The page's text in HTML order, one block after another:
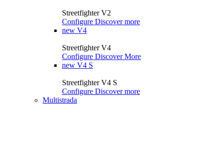
Streetfighter V2
Configure Discover more
new V4
Streetfighter V4
Configure Discover More
new V4 S
Streetfighter V4 S
Configure Discover more
Multistrada